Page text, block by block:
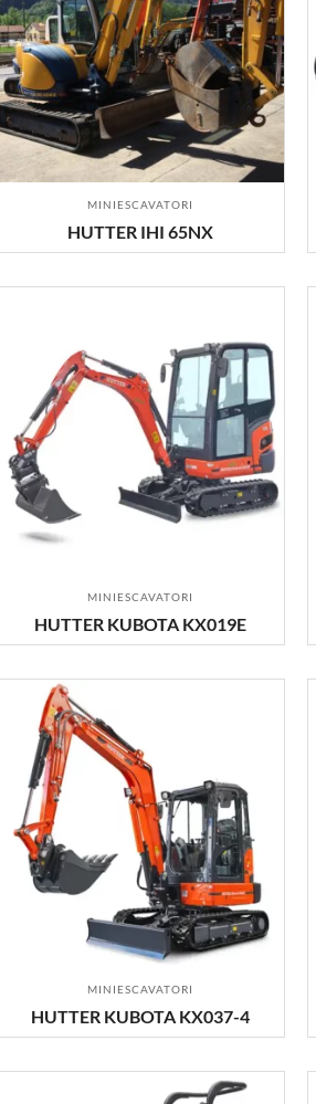
MINIESCAVATORI
HUTTER IHI 65NX
MINIESCAVATORI
HUTTER KUBOTA KX019E
MINIESCAVATORI
HUTTER KUBOTA KX037-4